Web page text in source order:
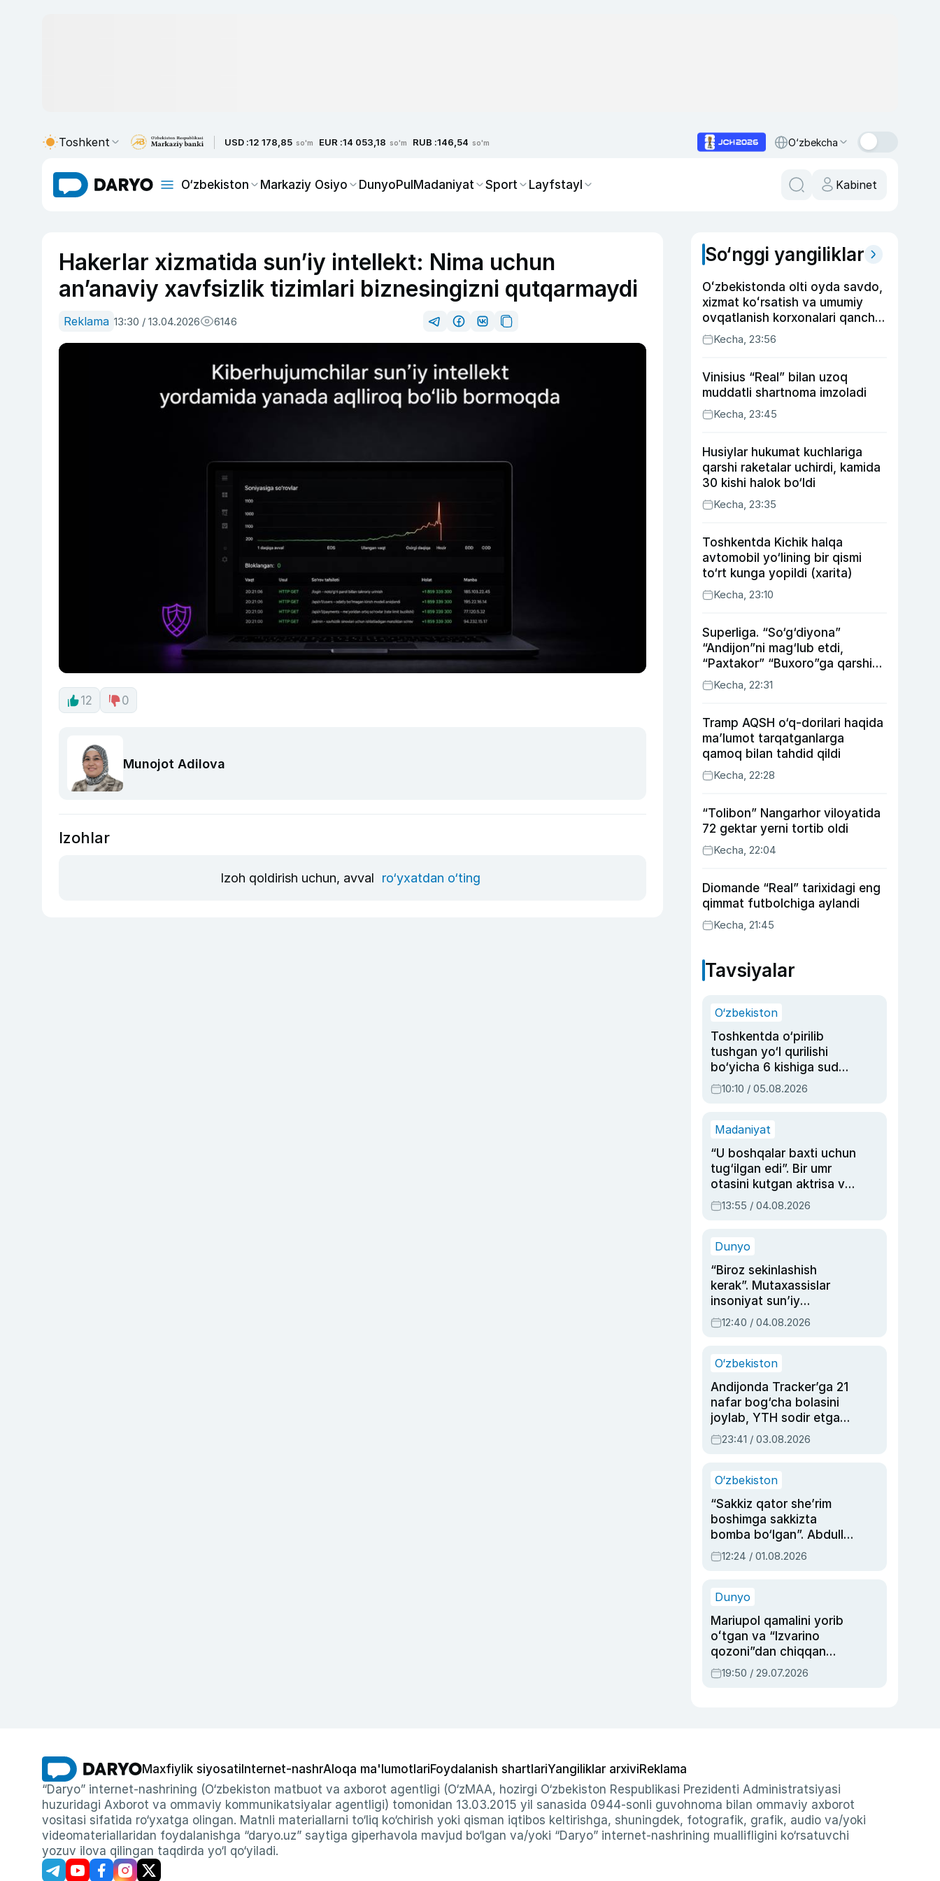
Toshkent USD :12 178,85 so'm EUR :14 053,18 so'm RUB :146,54 so'm O‘zbekcha
O‘zbekiston Markaziy Osiyo DunyoPulMadaniyat Sport Layfstayl Kabinet
Hakerlar xizmatida sun’iy intellekt: Nima uchun
an’anaviy xavfsizlik tizimlari biznesingizni qutqarmaydi
Reklama 13:30 / 13.04.2026 6146
12 0
Munojot Adilova
Izohlar
Izoh qoldirish uchun, avval ro‘yxatdan o‘ting
So‘nggi yangiliklar
Oʻzbekistonda olti oyda savdo,
xizmat koʻrsatish va umumiy
ovqatlanish korxonalari qancha
soliq toʻlagani ochiqlandi
Kecha, 23:56
Vinisius “Real” bilan uzoq
muddatli shartnoma imzoladi
Kecha, 23:45
Husiylar hukumat kuchlariga
qarshi raketalar uchirdi, kamida
30 kishi halok bo‘ldi
Kecha, 23:35
Toshkentda Kichik halqa
avtomobil yo‘lining bir qismi
to‘rt kunga yopildi (xarita)
Kecha, 23:10
Superliga. “So‘g‘diyona”
“Andijon”ni mag‘lub etdi,
“Paxtakor” “Buxoro”ga qarshi
bahsda g‘alabani qo‘ldan
chiqardi
Kecha, 22:31
Tramp AQSH o‘q-dorilari haqida
ma’lumot tarqatganlarga
qamoq bilan tahdid qildi
Kecha, 22:28
“Tolibon” Nangarhor viloyatida
72 gektar yerni tortib oldi
Kecha, 22:04
Diomande “Real” tarixidagi eng
qimmat futbolchiga aylandi
Kecha, 21:45
Tavsiyalar
O‘zbekiston
Toshkentda o‘pirilib
tushgan yo‘l qurilishi
bo‘yicha 6 kishiga sud
hukmi o‘qildi
10:10 / 05.08.2026
Madaniyat
“U boshqalar baxti uchun
tug‘ilgan edi”. Bir umr
otasini kutgan aktrisa va
dublyaj ustasi Rimma
Ahmedovaning
13:55 / 04.08.2026
Dunyo
“Biroz sekinlashish
kerak”. Mutaxassislar
insoniyat sun’iy
intellektni boshqara
olmay qolishidan xavotir
12:40 / 04.08.2026
O‘zbekiston
Andijonda Tracker’ga 21
nafar bog‘cha bolasini
joylab, YTH sodir etgan
ayolga sud hukmi o‘qildi
23:41 / 03.08.2026
O‘zbekiston
“Sakkiz qator she’rim
boshimga sakkizta
bomba bo‘lgan”. Abdulla
Oripovni siyosiy
ayblovlardan asrab
12:24 / 01.08.2026
Dunyo
Mariupol qamalini yorib
oʻtgan va “Izvarino
qozoni”dan chiqqan
qahramon — Ukraina
armiyasi bosh
19:50 / 29.07.2026
Maxfiylik siyosati Internet-nashrAloqa ma'lumotlariFoydalanish shartlariYangiliklar arxiviReklama
“Daryo” internet-nashrining (O‘zbekiston matbuot va axborot agentligi (O‘zMAA, hozirgi O‘zbekiston Respublikasi Prezidenti Administratsiyasi
huzuridagi Axborot va ommaviy kommunikatsiyalar agentligi) tomonidan 13.03.2015 yil sanasida 0944-sonli guvohnoma bilan ommaviy axborot
vositasi sifatida ro‘yxatga olingan. Matnli materiallarni to‘liq ko‘chirish yoki qisman iqtibos keltirishga, shuningdek, fotografik, grafik, audio va/yoki
videomateriallaridan foydalanishga “daryo.uz” saytiga giperhavola mavjud bo‘lgan va/yoki “Daryo” internet-nashrining muallifligini ko‘rsatuvchi
yozuv ilova qilingan taqdirda yo‘l qo‘yiladi.